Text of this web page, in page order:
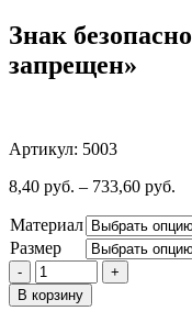
Знак
запрещен»
Артикул: 5003
8,40 руб. – 733,60 руб.
Материал
Размер
Количество
Знак
безопасности
-
+
В корзину